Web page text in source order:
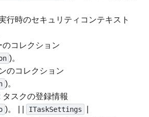
行時のセキュリティコンテキスト
のコレクション
)。
のコレクション
)。
タスクの登録情報
)。 | | ITaskSettings